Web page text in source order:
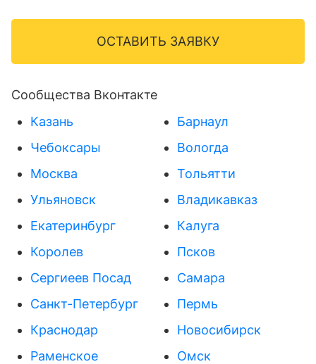
ОСТАВИТЬ ЗАЯВКУ
Сообщества Вконтакте
Казань
Чебоксары
Москва
Ульяновск
Екатеринбург
Королев
Сергиеев Посад
Санкт-Петербург
Краснодар
Раменское
Барнаул
Вологда
Тольятти
Владикавказ
Калуга
Псков
Самара
Пермь
Новосибирск
Омск